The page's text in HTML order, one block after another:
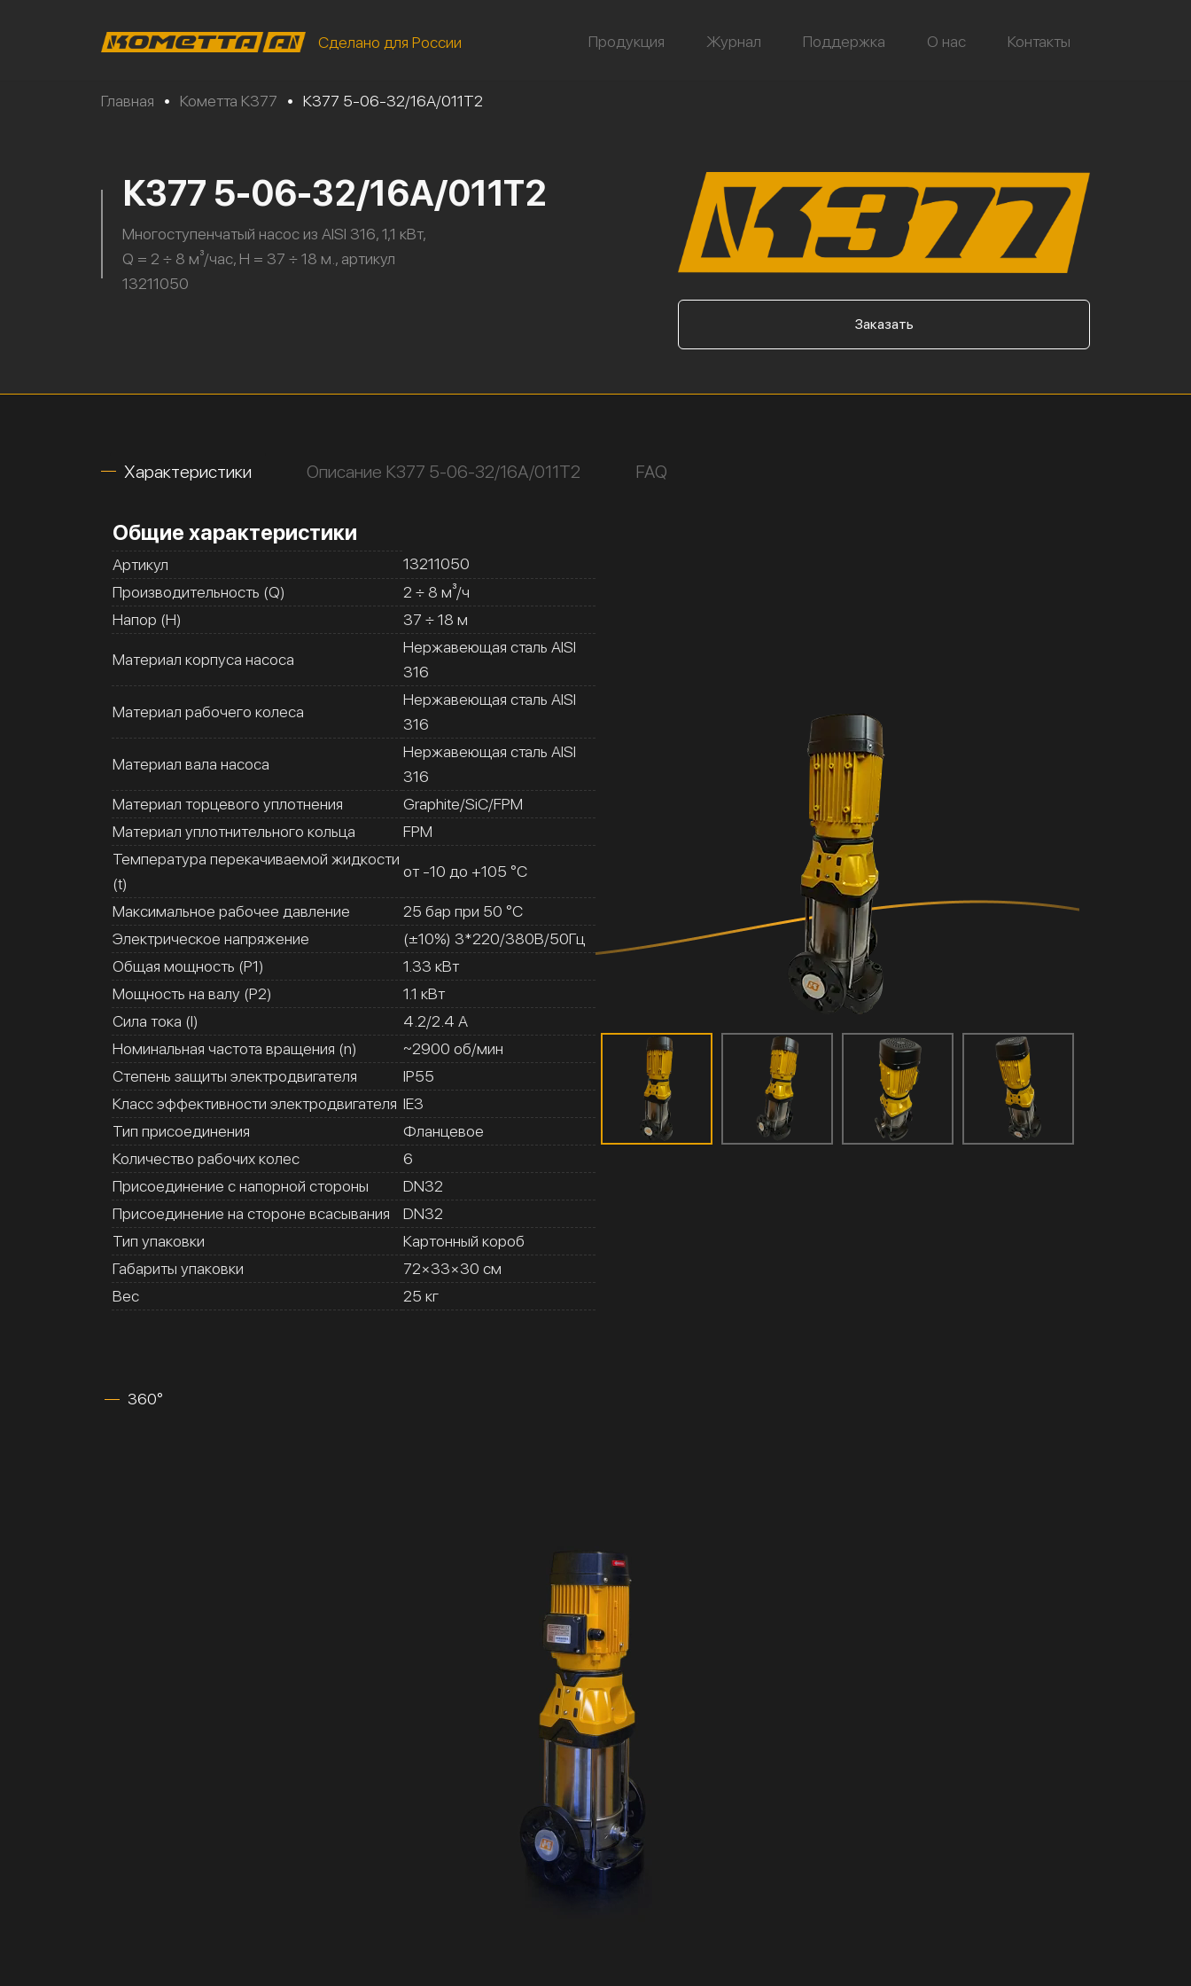
Сделано для России Продукция Журнал Поддержка О нас Контакты
Главная • Кометта К377 • К377 5-06-32/16А/011Т2
К377 5-06-32/16А/011Т2
Многоступенчатый насос из AISI 316, 1,1 кВт,
Q = 2 ÷ 8 м³/час, H = 37 ÷ 18 м., артикул
13211050
Заказать
Характеристики Описание К377 5-06-32/16А/011Т2 FAQ
Общие характеристики
Артикул
13211050
Производительность (Q)
2 ÷ 8 м³/ч
Напор (H)
37 ÷ 18 м
Материал корпуса насоса
Нержавеющая сталь AISI
316
Материал рабочего колеса
Нержавеющая сталь AISI
316
Материал вала насоса
Нержавеющая сталь AISI
316
Материал торцевого уплотнения
Graphite/SiC/FPM
Материал уплотнительного кольца
FPM
Температура перекачиваемой жидкости
(t)
от -10 до +105 °C
Максимальное рабочее давление
25 бар при 50 °C
Электрическое напряжение
(±10%) 3*220/380В/50Гц
Общая мощность (Р1)
1.33 кВт
Мощность на валу (Р2)
1.1 кВт
Сила тока (I)
4.2/2.4 A
Номинальная частота вращения (n)
~2900 об/мин
Степень защиты электродвигателя
IP55
Класс эффективности электродвигателя IE3
Тип присоединения
Фланцевое
Количество рабочих колес
6
Присоединение с напорной стороны
DN32
Присоединение на стороне всасывания
DN32
Тип упаковки
Картонный короб
Габариты упаковки
72×33×30 см
Вес
25 кг
360°